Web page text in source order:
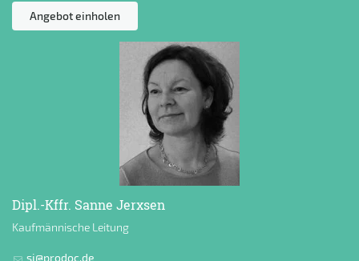
Angebot einholen
Dipl.-Kffr. Sanne Jerxsen
Kaufmännische Leitung
sj@prodoc.de